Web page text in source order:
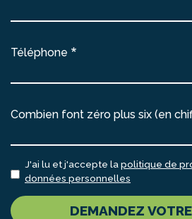
Téléphone
Combien font zéro plus six (en
J'ai lu et j'accepte la politique de
données personnelles
DEMANDEZ